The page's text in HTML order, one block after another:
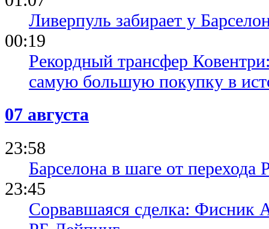
Ливерпуль забирает у
00:19
Рекордный трансфер
самую большую покупку в
07 августа
23:58
Барселона в шаге от перехода
23:45
Сорвавшаяся сделка: Фисник